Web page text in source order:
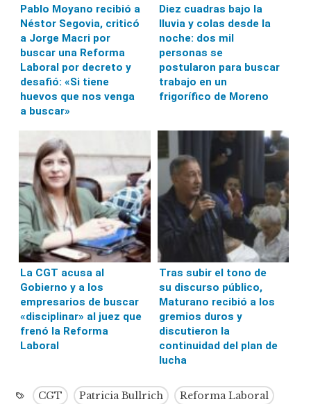
Pablo Moyano recibió a
Néstor Segovia, criticó
a Jorge Macri por
buscar una Reforma
Laboral por decreto y
desafió: «Si tiene
huevos que nos venga
a buscar»
Diez cuadras bajo la
lluvia y colas desde la
noche: dos mil
personas se
postularon para buscar
trabajo en un
frigorífico de Moreno
La CGT acusa al
Gobierno y a los
empresarios de buscar
«disciplinar» al juez que
frenó la Reforma
Laboral
Tras subir el tono de
su discurso público,
Maturano recibió a los
gremios duros y
discutieron la
continuidad del plan de
lucha
CGT Patricia Bullrich Reforma Laboral